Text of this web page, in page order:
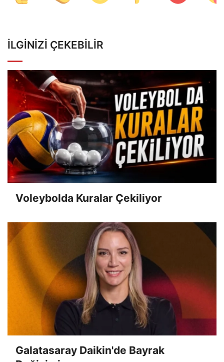
İLGINIZI ÇEKEBILIR
Voleybolda Kuralar Çekiliyor
Galatasaray Daikin'de Bayrak